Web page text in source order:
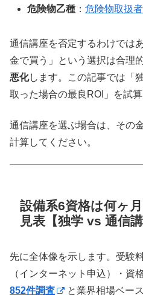
危険物乙種 ：危険物取扱
通信講座を否定するわけでは
金で買う」という選択は合理
悪化します。この記事では「
取った場合の最良ROI」を試算
通信講座を選ぶ場合は、その
計算してください。
設備系6資格は何ヶ
見表【独学 vs 通信講
先に全体像を示します。受験
（インターネット申込）・資
852件調査
と業界相場ベー